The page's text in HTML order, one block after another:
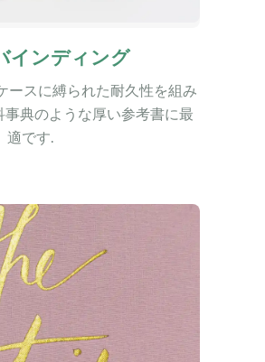
インディング
ースに縛られた耐久性を組み
典のような厚い参考書に最
適です.